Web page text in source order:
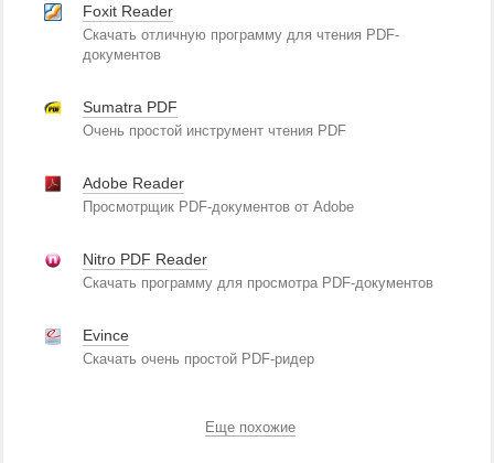
Foxit Reader
Скачать отличную программу для чтения PDF-
документов
Sumatra PDF
Очень простой инструмент чтения PDF
Adobe Reader
Просмотрщик PDF-документов от Adobe
Nitro PDF Reader
Скачать программу для просмотра PDF-документов
Evince
Скачать очень простой PDF-ридер
Еще похожие